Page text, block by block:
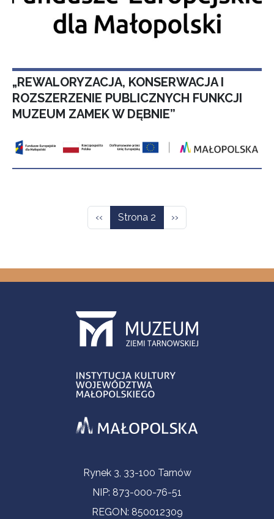
„REWALORYZACJA, KONSERWACJA I
ROZSZERZENIE PUBLICZNYCH FUNKCJI
MUZEUM ZAMEK W DĘBNIE”
Poprzednia strona
‹‹ Strona 2 Następna strona
››
Informacje kontaktoweRynek 3, 33-100 Tarnów
NIP: 873-000-76-51
REGON: 850012309